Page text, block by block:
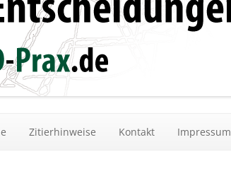
Zitierhinweise Kontakt Impressum